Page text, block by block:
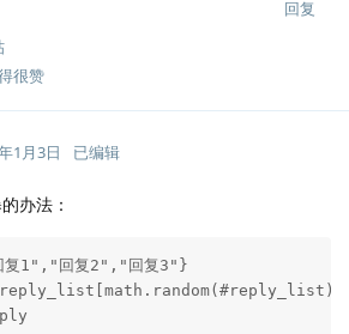
回复
很赞
1月3日 已编辑
办法：
1","回复2","回复3"}
reply_list[math.random(#reply_list)]